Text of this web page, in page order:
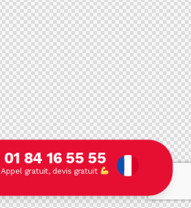
01 84 16 55 55
Appel gratuit, devis gratuit